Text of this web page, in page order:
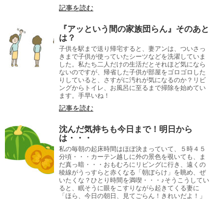
記事を読む
『アッという間の家族団らん』そのあと
は？
子供を駅まで送り帰宅すると、妻アンは、ついさっ
きまで子供が使っていたシーツなどを洗濯していま
した。私たち二人だけの生活だとそれほど気になら
ないのですが、帰省した子供が部屋をゴロゴロした
りしていると、さすがに汚れが気になるのか？リビ
ングからトイレ、お風呂に至るまで掃除を始めてい
ます。手早いね！
記事を読む
沈んだ気持ちも今日まで！明日から
は・・・
私の毎朝の起床時間はほぼ決まっていて、５時４５
分頃・・・カーテン越しに外の景色を覗いても、ま
だ真っ暗・・・おもむろにリビングに行き、遠くの
稜線がうっすらと赤くなる「朝ぼらけ」を眺め、ぜ
いたくな？ひとり時間を満喫・・・♪そうこうしてい
ると、眠そうに眼をこすりながら起きてくる妻に
「ほら、今日の朝日、見てごらん！きれいだよ！」